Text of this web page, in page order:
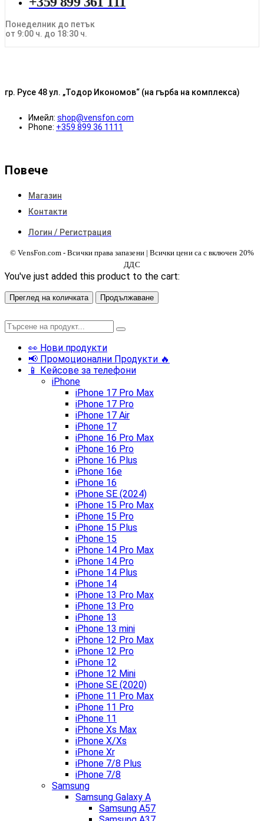
Понеделник до петък
от 9:00 ч. до 18:30 ч.
гр. Русе 48 ул. „Тодор Икономов“ (на гърба на комплекса)
Имейл: shop@vensfon.com
Phone: +359 899 36 1111
Повече
Магазин
Контакти
Логин / Регистрация
© VensFon.com - Всички права запазени | Всички цени са с включен 20%
ДДС
You've just added this product to the cart:
Преглед на количката Продължаване
👀 Нови продукти
📢 Промоционални Продукти 🔥
📱 Кейсове за телефони
iPhone
iPhone 17 Pro Max
iPhone 17 Pro
iPhone 17 Air
iPhone 17
iPhone 16 Pro Max
iPhone 16 Pro
iPhone 16 Plus
iPhone 16e
iPhone 16
iPhone SE (2024)
iPhone 15 Pro Max
iPhone 15 Pro
iPhone 15 Plus
iPhone 15
iPhone 14 Pro Max
iPhone 14 Pro
iPhone 14 Plus
iPhone 14
iPhone 13 Pro Max
iPhone 13 Pro
iPhone 13
iPhone 13 mini
iPhone 12 Pro Max
iPhone 12 Pro
iPhone 12
iPhone 12 Mini
iPhone SE (2020)
iPhone 11 Pro Max
iPhone 11 Pro
iPhone 11
iPhone Xs Max
iPhone X/Xs
iPhone Xr
iPhone 7/8 Plus
iPhone 7/8
Samsung
Samsung Galaxy A
Samsung A57